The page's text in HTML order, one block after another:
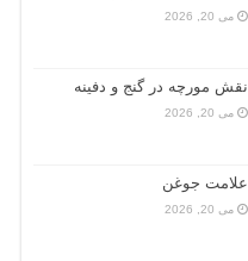
می 20, 2026
نقش مورچه در گنج و دفینه
می 20, 2026
علامت جوغن
می 20, 2026